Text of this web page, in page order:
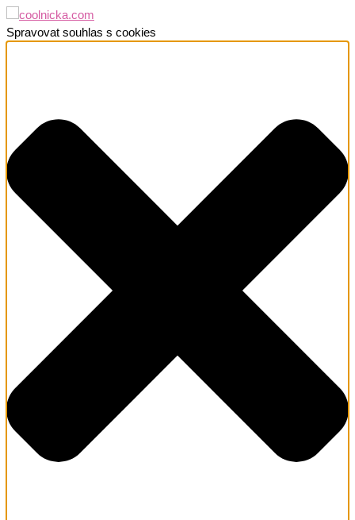
Spravovat souhlas s cookies